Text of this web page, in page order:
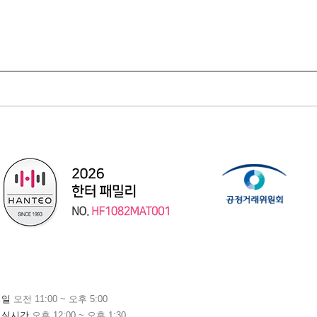
오전 11:00 ~ 오후 5:00